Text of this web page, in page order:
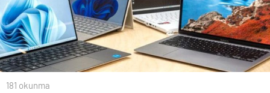
181 okunma